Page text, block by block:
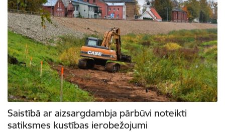
Saistībā ar aizsargdambja pārbūvi noteikti
satiksmes kustības ierobežojumi